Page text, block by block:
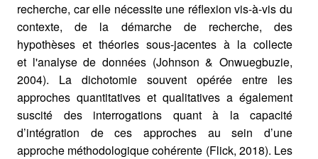
recherche, car elle nécessite une réflexion vis-à-vis du
contexte, de la démarche de recherche, des
hypothèses et théories sous-jacentes à la collecte
et l'analyse de données (Johnson & Onwuegbuzie,
2004). La dichotomie souvent opérée entre les
approches quantitatives et qualitatives a également
suscité des interrogations quant à la capacité
d’intégration de ces approches au sein d’une
approche méthodologique cohérente (Flick, 2018). Les